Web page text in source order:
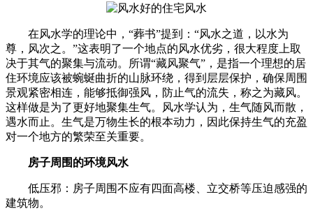
在风水学的理论中，“葬书”提到：“风水之道，以水为
尊，风次之。”这表明了一个地点的风水优劣，很大程度上取
决于其气的聚集与流动。所谓“藏风聚气”，是指一个理想的居
住环境应该被蜿蜒曲折的山脉环绕，得到层层保护，确保周围
景观紧密相连，能够抵御强风，防止气的流失，称之为藏风。
这样做是为了更好地聚集生气。风水学认为，生气随风而散，
遇水而止。生气是万物生长的根本动力，因此保持生气的充盈
对一个地方的繁荣至关重要。
房子周围的环境风水
低压邪：房子周围不应有四面高楼、立交桥等压迫感强的
建筑物。